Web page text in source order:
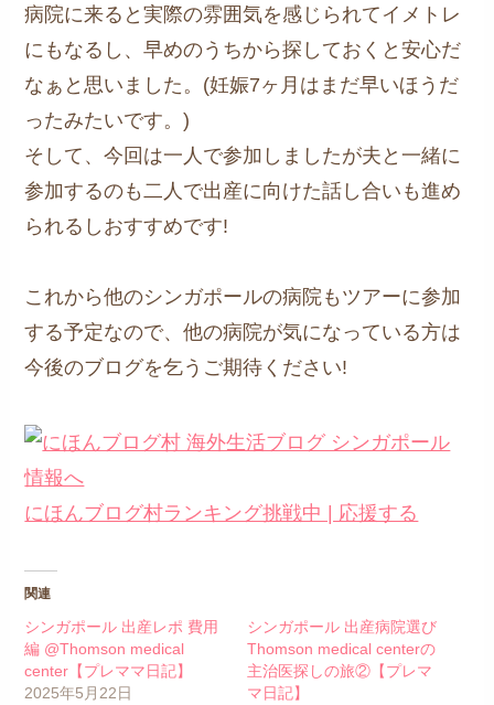
病院に来ると実際の雰囲気を感じられてイメトレ
にもなるし、早めのうちから探しておくと安心だ
なぁと思いました。(妊娠7ヶ月はまだ早いほうだ
ったみたいです。)
そして、今回は一人で参加しましたが夫と一緒に
参加するのも二人で出産に向けた話し合いも進め
られるしおすすめです!
これから他のシンガポールの病院もツアーに参加
する予定なので、他の病院が気になっている方は
今後のブログを乞うご期待ください!
にほんブログ村ランキング挑戦中 | 応援する
関連
シンガポール 出産レポ 費用
編 @Thomson medical
center【プレママ日記】
2025年5月22日
シンガポール 出産病院選び
Thomson medical centerの
主治医探しの旅②【プレマ
マ日記】